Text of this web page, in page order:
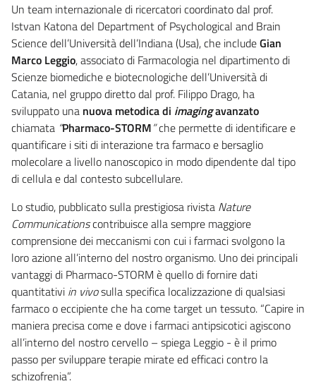
Un team internazionale di ricercatori coordinato dal prof.
Istvan Katona del Department of Psychological and Brain
Science dell’Università dell’Indiana (Usa), che includeGian
Marco Leggio, associato di Farmacologia nel dipartimento di
Scienze biomediche e biotecnologiche dell’Università di
Catania, nel gruppo diretto dal prof. Filippo Drago, ha
sviluppato una nuova metodica di imagingavanzato
chiamata “Pharmaco-STORM”che permette di identificare e
quantificare i siti di interazione tra farmaco e bersaglio
molecolare a livello nanoscopico in modo dipendente dal tipo
di cellula e dal contesto subcellulare.
Lo studio, pubblicato sulla prestigiosa rivista Nature
Communicationscontribuisce alla sempre maggiore
comprensione dei meccanismi con cui i farmaci svolgono la
loro azione all’interno del nostro organismo. Uno dei principali
vantaggi di Pharmaco-STORM è quello di fornire dati
quantitativi in vivosulla specifica localizzazione di qualsiasi
farmaco o eccipiente che ha come target un tessuto. “Capire in
maniera precisa come e dove i farmaci antipsicotici agiscono
all’interno del nostro cervello – spiega Leggio - è il primo
passo per sviluppare terapie mirate ed efficaci contro la
schizofrenia”.